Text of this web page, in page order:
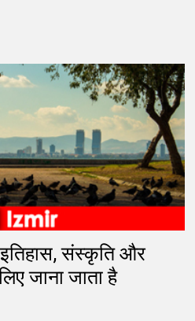
संस्कृति और
जाना जाता है